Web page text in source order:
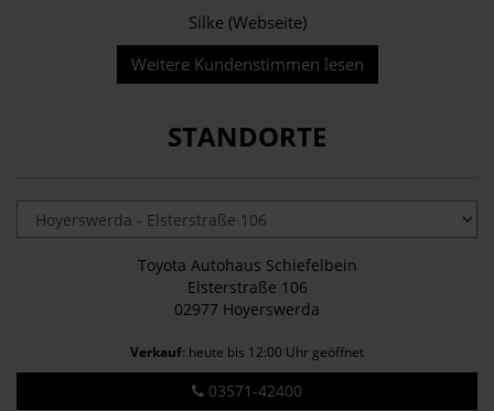
Silke (Webseite)
Weitere Kundenstimmen lesen
STANDORTE
Toyota Autohaus Schiefelbein
Elsterstraße 106
02977 Hoyerswerda
Verkauf: heute bis 12:00 Uhr geöffnet
03571-42400